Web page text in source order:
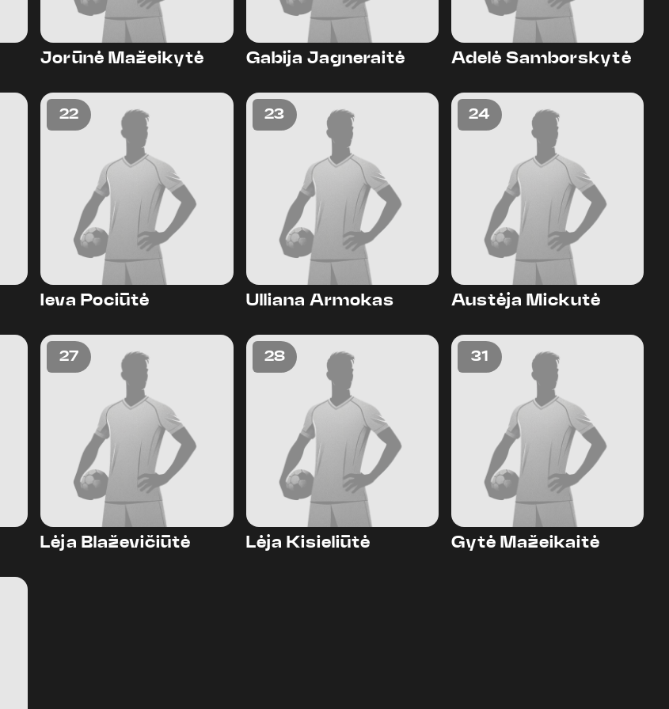
Jorūnė Mažeikytė Gabija Jagneraitė Adelė Samborskytė
22
Ieva Pociūtė
23
Ulliana Armokas
24
Austėja Mickutė
27
Lėja Blaževičiūtė
28
Lėja Kisieliūtė
31
Gytė Mažeikaitė